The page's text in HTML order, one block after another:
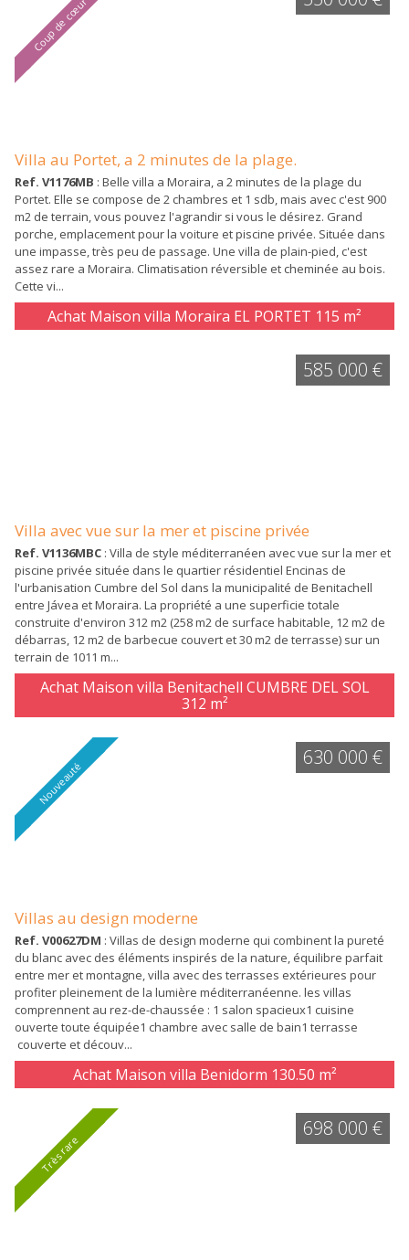
Coup de cœur
Villa au Portet, a 2 minutes de la plage.
Ref. V1176MB : Belle villa a Moraira, a 2 minutes de la plage du
Portet. Elle se compose de 2 chambres et 1 sdb, mais avec c'est 900
m2 de terrain, vous pouvez l'agrandir si vous le désirez. Grand
porche, emplacement pour la voiture et piscine privée. Située dans
une impasse, très peu de passage. Une villa de plain-pied, c'est
assez rare a Moraira. Climatisation réversible et cheminée au bois.
Cette vi...
Achat Maison villa Moraira EL PORTET 115 m²
Villa avec vue sur la mer et piscine privée
Ref. V1136MBC : Villa de style méditerranéen avec vue sur la mer et
piscine privée située dans le quartier résidentiel Encinas de
l'urbanisation Cumbre del Sol dans la municipalité de Benitachell
entre Jávea et Moraira. La propriété a une superficie totale
construite d'environ 312 m2 (258 m2 de surface habitable, 12 m2 de
débarras, 12 m2 de barbecue couvert et 30 m2 de terrasse) sur un
terrain de 1011 m...
Achat Maison villa Benitachell CUMBRE DEL SOL
312 m²
585 000 €
Nouveauté
Villas au design moderne
Ref. V00627DM : Villas de design moderne qui combinent la pureté
du blanc avec des éléments inspirés de la nature, équilibre parfait
entre mer et montagne, villa avec des terrasses extérieures pour
profiter pleinement de la lumière méditerranéenne. les villas
comprennent au rez-de-chaussée : 1 salon spacieux1 cuisine
ouverte toute équipée1 chambre avec salle de bain1 terrasse
couverte et découv...
Achat Maison villa Benidorm 130.50 m²
630 000 €
Très rare
698 000 €